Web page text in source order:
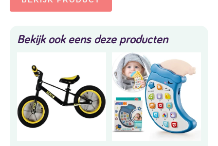
Bekijk ook eens deze producten